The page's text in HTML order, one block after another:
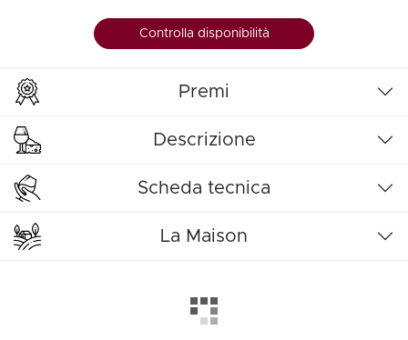
Controlla disponibilità
Premi
Descrizione
Scheda tecnica
La Maison